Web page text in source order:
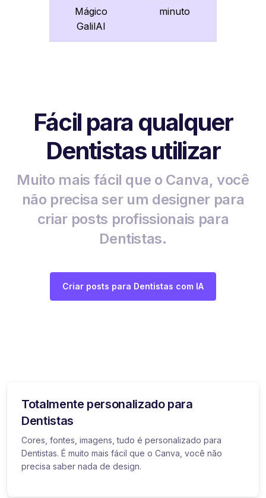
Mágico
GalilAI
minuto
Fácil para qualquer
Dentistas utilizar
Muito mais fácil que o Canva, você
não precisa ser um designer para
criar posts profissionais para
Dentistas.
Criar posts para Dentistas com IA
Totalmente personalizado para
Dentistas
Cores, fontes, imagens, tudo é personalizado para
Dentistas. É muito mais fácil que o Canva, você não
precisa saber nada de design.